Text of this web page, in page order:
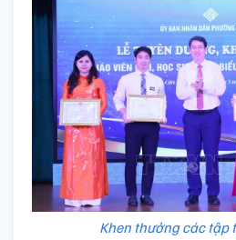
Khen thưởng các tập